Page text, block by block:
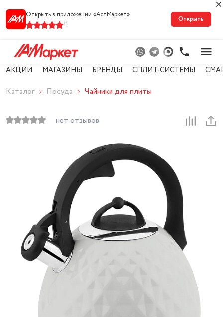
Открыть в приложении «АстМарке‪т‬»
41
Открыть
АКЦИИ МАГАЗИНЫ БРЕНДЫ СПЛИТ-СИСТЕМЫ
Каталог Посуда Чайники для плиты
нет отзывов